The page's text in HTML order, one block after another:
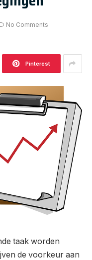
No Comments
Pinterest
taak worden
de voorkeur aan